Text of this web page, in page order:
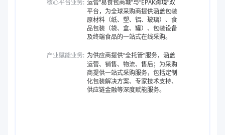
核心平台业务: 运营“易食包商城”与“EPAK跨境”双
平台，为全球采购商提供涵盖包装
原材料（纸、塑、铝、玻璃）、食
品包装（袋、盒、罐）、包装设备
及终端食品的一站式在线采购。
产业赋能业务: 为供应商提供“全托管”服务，涵盖
运营、销售、物流、售后；为采购
商提供一站式采购服务，包括定制
化包装解决方案、专家技术支持、
供应链金融等深度赋能服务。